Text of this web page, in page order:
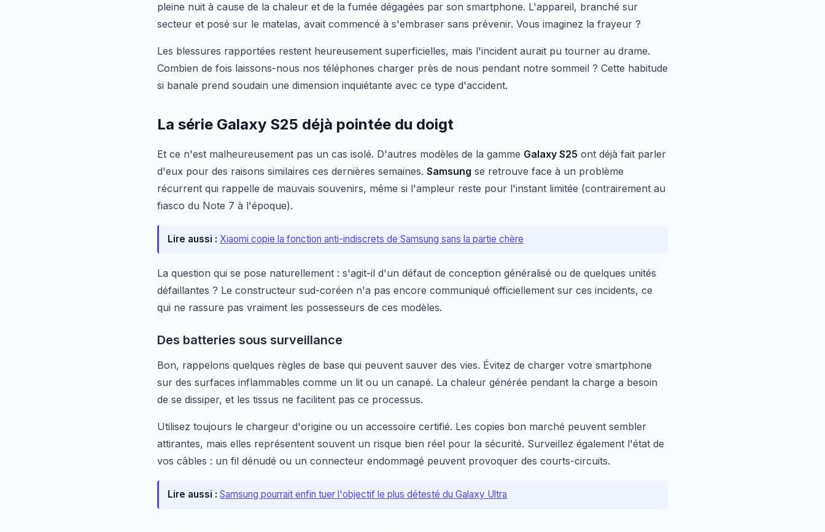
pleine nuit à cause de la chaleur et de la fumée dégagées par son smartphone. L'appareil, branché sur
secteur et posé sur le matelas, avait commencé à s'embraser sans prévenir. Vous imaginez la frayeur ?
Les blessures rapportées restent heureusement superficielles, mais l'incident aurait pu tourner au drame.
Combien de fois laissons-nous nos téléphones charger près de nous pendant notre sommeil ? Cette habitude
si banale prend soudain une dimension inquiétante avec ce type d'accident.
La série Galaxy S25 déjà pointée du doigt
Et ce n'est malheureusement pas un cas isolé. D'autres modèles de la gamme Galaxy S25 ont déjà fait parler
d'eux pour des raisons similaires ces dernières semaines. Samsung se retrouve face à un problème
récurrent qui rappelle de mauvais souvenirs, même si l'ampleur reste pour l'instant limitée (contrairement au
fiasco du Note 7 à l'époque).
Lire aussi : Xiaomi copie la fonction anti-indiscrets de Samsung sans la partie chère
La question qui se pose naturellement : s'agit-il d'un défaut de conception généralisé ou de quelques unités
défaillantes ? Le constructeur sud-coréen n'a pas encore communiqué officiellement sur ces incidents, ce
qui ne rassure pas vraiment les possesseurs de ces modèles.
Des batteries sous surveillance
Bon, rappelons quelques règles de base qui peuvent sauver des vies. Évitez de charger votre smartphone
sur des surfaces inflammables comme un lit ou un canapé. La chaleur générée pendant la charge a besoin
de se dissiper, et les tissus ne facilitent pas ce processus.
Utilisez toujours le chargeur d'origine ou un accessoire certifié. Les copies bon marché peuvent sembler
attirantes, mais elles représentent souvent un risque bien réel pour la sécurité. Surveillez également l'état de
vos câbles : un fil dénudé ou un connecteur endommagé peuvent provoquer des courts-circuits.
Lire aussi : Samsung pourrait enfin tuer l'objectif le plus détesté du Galaxy Ultra